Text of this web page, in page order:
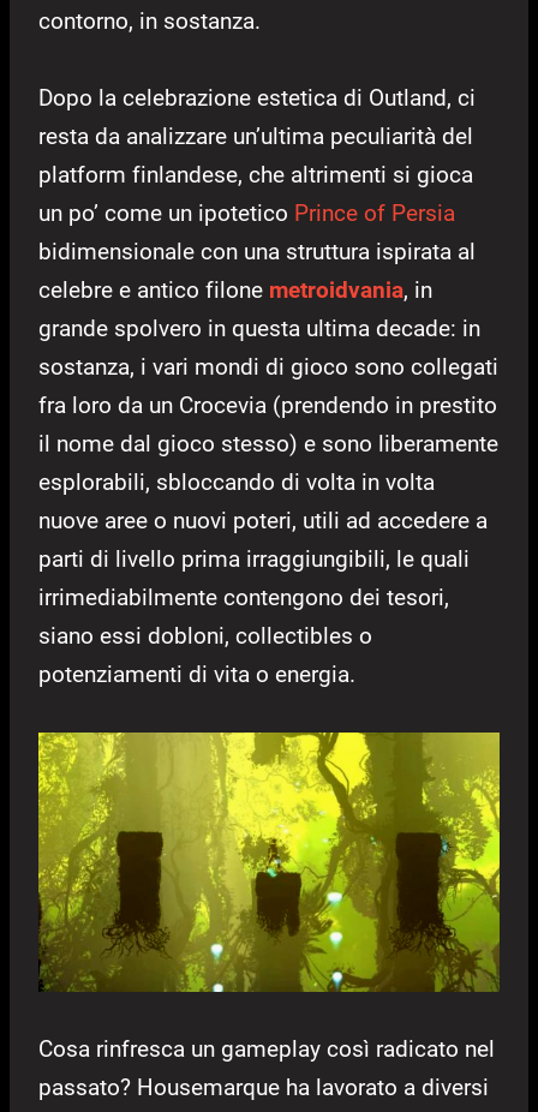
contorno, in sostanza.
Dopo la celebrazione estetica di Outland, ci
resta da analizzare un’ultima peculiarità del
platform finlandese, che altrimenti si gioca
un po’ come un ipotetico Prince of Persia
bidimensionale con una struttura ispirata al
celebre e antico filone metroidvania, in
grande spolvero in questa ultima decade: in
sostanza, i vari mondi di gioco sono collegati
fra loro da un Crocevia (prendendo in prestito
il nome dal gioco stesso) e sono liberamente
esplorabili, sbloccando di volta in volta
nuove aree o nuovi poteri, utili ad accedere a
parti di livello prima irraggiungibili, le quali
irrimediabilmente contengono dei tesori,
siano essi dobloni, collectibles o
potenziamenti di vita o energia.
Cosa rinfresca un gameplay così radicato nel
passato? Housemarque ha lavorato a diversi